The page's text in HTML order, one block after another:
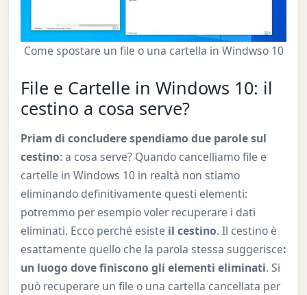
Come spostare un file o una cartella in Windwso 10
File e Cartelle in Windows 10: il
cestino a cosa serve?
Priam di concludere spendiamo due parole sul
cestino: a cosa serve? Quando cancelliamo file e
cartelle in Windows 10 in realtà non stiamo
eliminando definitivamente questi elementi:
potremmo per esempio voler recuperare i dati
eliminati. Ecco perché esiste il cestino. Il cestino è
esattamente quello che la parola stessa suggerisce:
un luogo dove finiscono gli elementi eliminati. Si
può recuperare un file o una cartella cancellata per